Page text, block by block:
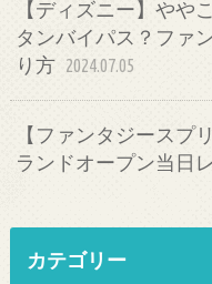
【ディズニー】やや
タンバイパス？ファ
り方 2024.07.05
【ファンタジースプ
ランドオープン当日
カテゴリー